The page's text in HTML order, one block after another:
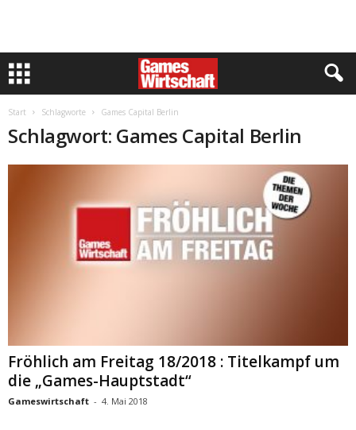
Start Schlagworte Games Capital Berlin
Schlagwort: Games Capital Berlin
Fröhlich am Freitag 18/2018 : Titelkampf um
die „Games-Hauptstadt“
Gameswirtschaft - 4. Mai 2018